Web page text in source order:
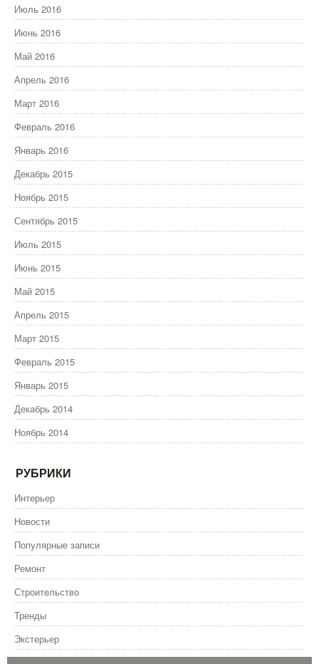
Июль 2016
Июнь 2016
Май 2016
Апрель 2016
Март 2016
Февраль 2016
Январь 2016
Декабрь 2015
Ноябрь 2015
Сентябрь 2015
Июль 2015
Июнь 2015
Май 2015
Апрель 2015
Март 2015
Февраль 2015
Январь 2015
Декабрь 2014
Ноябрь 2014
РУБРИКИ
Интерьер
Новости
Популярные записи
Ремонт
Строительство
Тренды
Экстерьер